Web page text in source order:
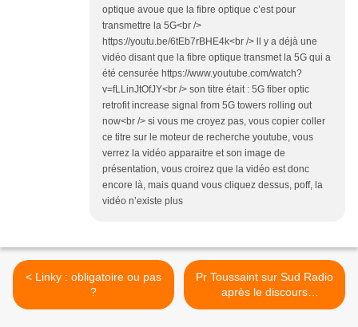
optique avoue que la fibre optique c’est pour
transmettre la 5G<br />
https://youtu.be/6tEb7rBHE4k<br /> ll y a déjà une
vidéo disant que la fibre optique transmet la 5G qui a
été censurée https://www.youtube.com/watch?
v=fLLinJtOfJY<br /> son titre était : 5G fiber optic
retrofit increase signal from 5G towers rolling out
now<br /> si vous me croyez pas, vous copier coller
ce titre sur le moteur de recherche youtube, vous
verrez la vidéo apparaitre et son image de
présentation, vous croirez que la vidéo est donc
encore là, mais quand vous cliquez dessus, poff, la
vidéo n’existe plus
< Linky : obligatoire ou pas
?
Pr Toussaint sur Sud Radio
après le discours
présidentiel >